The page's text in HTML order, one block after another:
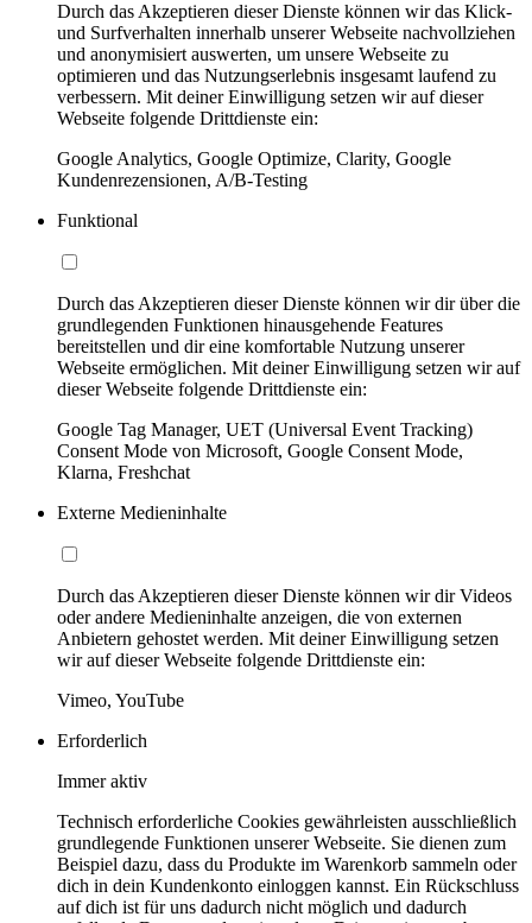
Durch das Akzeptieren dieser Dienste können wir das Klick-
und Surfverhalten innerhalb unserer Webseite nachvollziehen
und anonymisiert auswerten, um unsere Webseite zu
optimieren und das Nutzungserlebnis insgesamt laufend zu
verbessern. Mit deiner Einwilligung setzen wir auf dieser
Webseite folgende Drittdienste ein:
Google Analytics, Google Optimize, Clarity, Google
Kundenrezensionen, A/B-Testing
Funktional
Durch das Akzeptieren dieser Dienste können wir dir über die
grundlegenden Funktionen hinausgehende Features
bereitstellen und dir eine komfortable Nutzung unserer
Webseite ermöglichen. Mit deiner Einwilligung setzen wir auf
dieser Webseite folgende Drittdienste ein:
Google Tag Manager, UET (Universal Event Tracking)
Consent Mode von Microsoft, Google Consent Mode,
Klarna, Freshchat
Externe Medieninhalte
Durch das Akzeptieren dieser Dienste können wir dir Videos
oder andere Medieninhalte anzeigen, die von externen
Anbietern gehostet werden. Mit deiner Einwilligung setzen
wir auf dieser Webseite folgende Drittdienste ein:
Vimeo, YouTube
Erforderlich
Immer aktiv
Technisch erforderliche Cookies gewährleisten ausschließlich
grundlegende Funktionen unserer Webseite. Sie dienen zum
Beispiel dazu, dass du Produkte im Warenkorb sammeln oder
dich in dein Kundenkonto einloggen kannst. Ein Rückschluss
auf dich ist für uns dadurch nicht möglich und dadurch